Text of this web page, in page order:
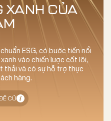
XANH CỦA
ESG, có bước tiến nổi
vào chiến lược cốt lõi,
thải và có sự hỗ trợ thực
hàng.
CỬ